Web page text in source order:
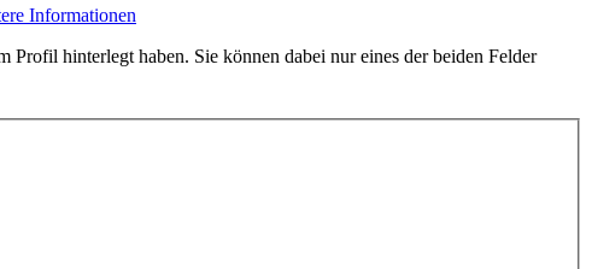
Informationen
hinterlegt haben. Sie können dabei nur eines der beiden Felder